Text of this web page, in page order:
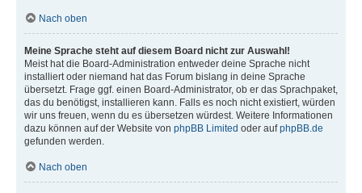
Nach oben
Meine Sprache steht auf diesem Board nicht zur Auswahl!
Meist hat die Board-Administration entweder deine Sprache nicht
installiert oder niemand hat das Forum bislang in deine Sprache
übersetzt. Frage ggf. einen Board-Administrator, ob er das Sprachpaket,
das du benötigst, installieren kann. Falls es noch nicht existiert, würden
wir uns freuen, wenn du es übersetzen würdest. Weitere Informationen
dazu können auf der Website von phpBB Limited oder aufphpBB.de
gefunden werden.
Nach oben